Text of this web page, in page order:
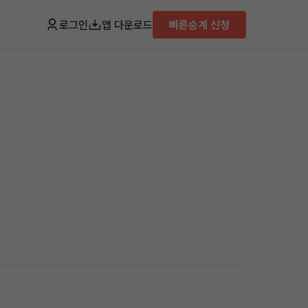
로그인 앱 다운로드 빠른승계 신청